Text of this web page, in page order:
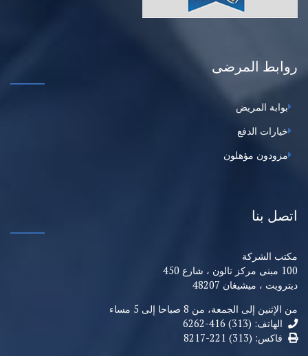
روابط المرضى
بوابة المريض
خيارات الدفع
مزودون مؤهلون
اتصل بنا
مكتب الشركة
100 مبنى مركز تالون ، شارع 450
ديترويت ، ميشيغان 48207
من الإثنين إلى الجمعة، من 8 صباحا إلى 5 مساء
الهاتف: (313) 416-6262
فاكس: (313) 221-8217